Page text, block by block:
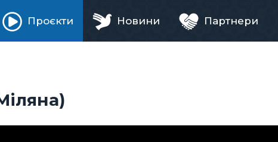
Проєкти Новини Партнери